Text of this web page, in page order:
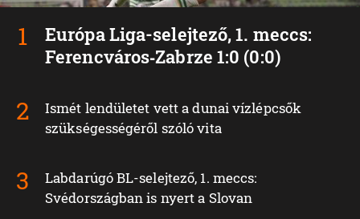
Európa Liga-selejtező, 1. meccs:
Ferencváros‑Zabrze 1:0 (0:0)
Ismét lendületet vett a dunai vízlépcsők
szükségességéről szóló vita
Labdarúgó BL-selejtező, 1. meccs:
Svédországban is nyert a Slovan